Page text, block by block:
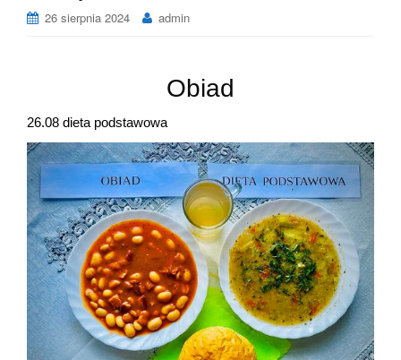
26 sierpnia 2024 admin
Obiad
26.08 dieta podstawowa